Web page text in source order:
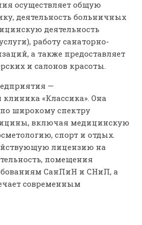
осуществляет общую
деятельность больничных
деятельность
работу санаторно-
а также предоставляет
и салонов красоты.
—
«Классика». Она
широкому спектру
включая медицинскую
спорт и отдых.
лицензию на
помещения
СанПиН и СНиП, а
современным